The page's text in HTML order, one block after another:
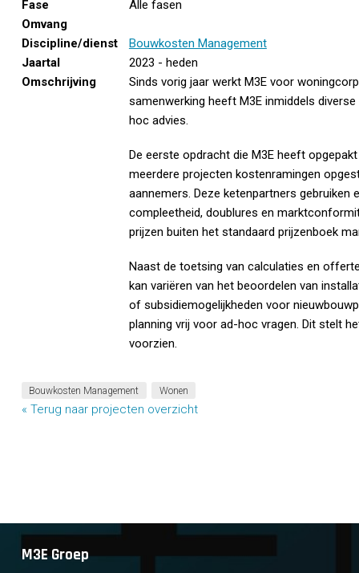
Fase
Alle fasen
Omvang
Discipline/dienst
Bouwkosten Management
Jaartal
2023 - heden
Omschrijving
Sinds vorig jaar werkt M3E voor
samenwerking heeft M3E inmiddels
hoc advies.
De eerste opdracht die M3E heeft
meerdere projecten kostenramingen
aannemers. Deze ketenpartners
compleetheid, doublures en
prijzen buiten het standaard prijzenboek
Naast de toetsing van calculaties en
kan variëren van het beoordelen van
of subsidiemogelijkheden voor
planning vrij voor ad-hoc vragen. Dit stelt
voorzien.
Bouwkosten Management Wonen
« Terug naar projecten overzicht
M3E Groep